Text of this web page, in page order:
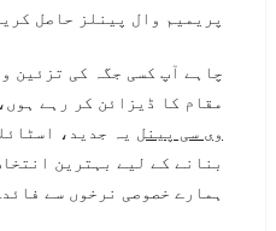
پریمیم وال پینلز حاصل
چاہے آپ کسی جگہ کی تزئین
مقام کا ڈیزائن کر رہے
وی سی پینل یہ جدید،
بنانے کے لیے بہترین
ہمارے خصوصی نرخوں سے